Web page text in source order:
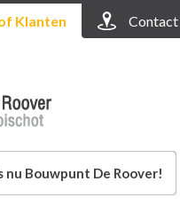
Klanten Contact
nu Bouwpunt De Roover!